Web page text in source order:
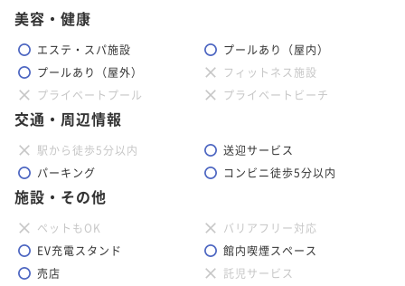
美容・健康
エステ・スパ施設
プールあり（屋内）
プールあり（屋外）
フィットネス施設
プライベートプール
プライベートビーチ
交通・周辺情報
駅から徒歩5分以内
送迎サービス
パーキング
コンビニ徒歩5分以内
施設・その他
ペットもOK
バリアフリー対応
EV充電スタンド
館内喫煙スペース
売店
託児サービス